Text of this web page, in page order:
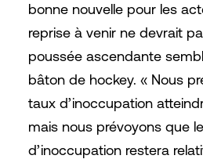
bonne nouvelle pour les
reprise à venir ne devrait
poussée ascendante
bâton de hockey. « Nous
taux d’inoccupation
mais nous prévoyons que
d’inoccupation restera